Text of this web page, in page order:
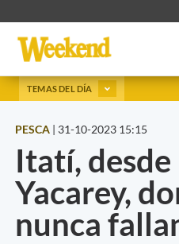
TEMAS DEL DÍA
PESCA | 31-10-2023 15:15
Itatí,
Yacarey,
nunca